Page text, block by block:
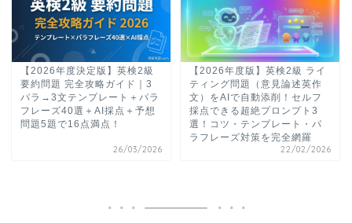
【2026年度決定版】英検2級
要約問題 完全攻略ガイド｜3
パラ→3文テンプレート＋パラ
フレーズ40選＋AI採点＋予想
問題5題で16点満点！
26/03/2026
【2026年度版】英検2級 ライ
ティング問題（意見論述英作
文）をAIで自動添削！セルフ
採点できる超絶プロンプト3
選！コツ・テンプレート・パ
ラフレーズ対策を完全網羅
22/02/2026